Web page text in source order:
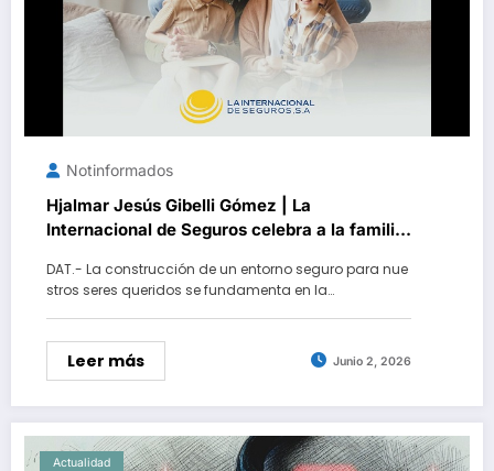
Notinformados
Hjalmar Jesús Gibelli Gómez | La
Internacional de Seguros celebra a la familia
vínculos y los pequeños detalles!
DAT.- La construcción de un entorno seguro para nue
stros seres queridos se fundamenta en la…
Leer más Junio 2, 2026
Actualidad